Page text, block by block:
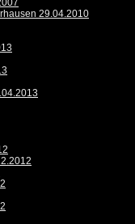
29.04.2010